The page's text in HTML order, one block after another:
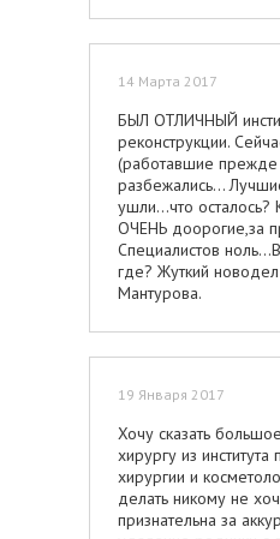
14 Марта 2017
БЫЛ ОТЛИЧНЫЙ
реконструкции.
(работавшие прежде
разбежались...
ушли...что осталось?
ОЧЕНЬ доорогие,за
Специалистов
где? Жуткий
Мантурова.
19 Января 2017
Хочу сказать
хирургу из института
хирургии и
делать никому не
признательна за